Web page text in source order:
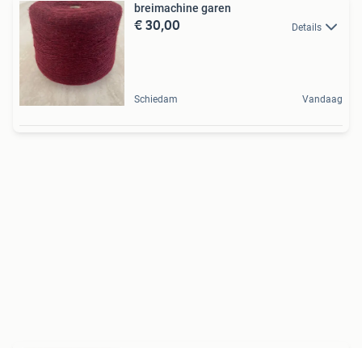
breimachine garen
€ 30,00 Details
Schiedam Vandaag